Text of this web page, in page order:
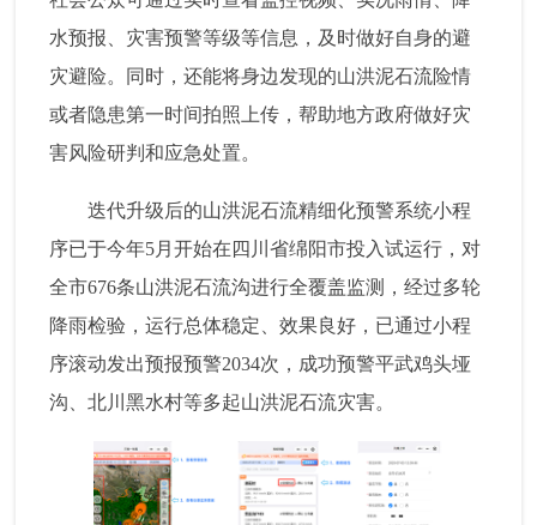
水预报、灾害预警等级等信息，及时做好自身的避
灾避险。同时，还能将身边发现的山洪泥石流险情
或者隐患第一时间拍照上传，帮助地方政府做好灾
害风险研判和应急处置。
迭代升级后的山洪泥石流精细化预警系统小程
序已于今年5月开始在四川省绵阳市投入试运行，对
全市676条山洪泥石流沟进行全覆盖监测，经过多轮
降雨检验，运行总体稳定、效果良好，已通过小程
序滚动发出预报预警2034次，成功预警平武鸡头垭
沟、北川黑水村等多起山洪泥石流灾害。